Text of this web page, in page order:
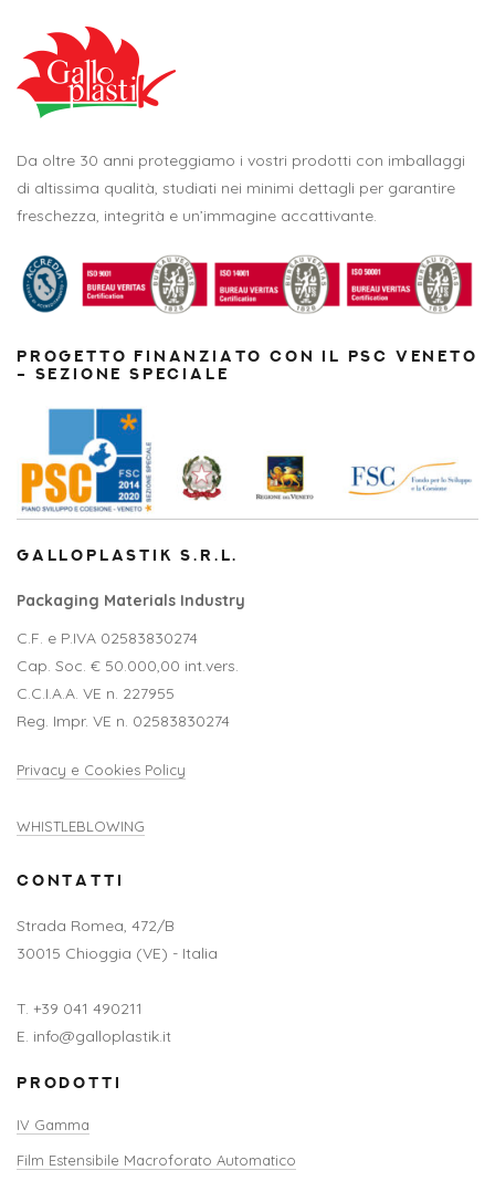
Da oltre 30 anni proteggiamo i vostri prodotti con imballaggi
di altissima qualità, studiati nei minimi dettagli per garantire
freschezza, integrità e un’immagine accattivante.
PROGETTO FINANZIATO CON IL PSC VENETO
– SEZIONE SPECIALE
GALLOPLASTIK S.R.L.
Packaging Materials Industry
C.F. e P.IVA 02583830274
Cap. Soc. € 50.000,00 int.vers.
C.C.I.A.A. VE n. 227955
Reg. Impr. VE n. 02583830274
Privacy e Cookies Policy
WHISTLEBLOWING
CONTATTI
Strada Romea, 472/B
30015 Chioggia (VE) - Italia
T. +39 041 490211
E. info@galloplastik.it
PRODOTTI
IV Gamma
Film Estensibile Macroforato Automatico